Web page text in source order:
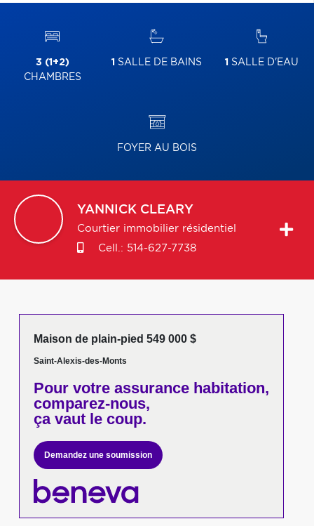
3 (1+2)
CHAMBRES
1 SALLE DE BAINS 1 SALLE D'EAU
FOYER AU BOIS
YANNICK CLEARY
Courtier immobilier résidentiel
Cell.: 514-627-7738
Maison de plain-pied 549 000 $
Saint-Alexis-des-Monts
Pour votreassurance habitation,
comparez-nous,
ça vaut le coup.
Demandez une soumission